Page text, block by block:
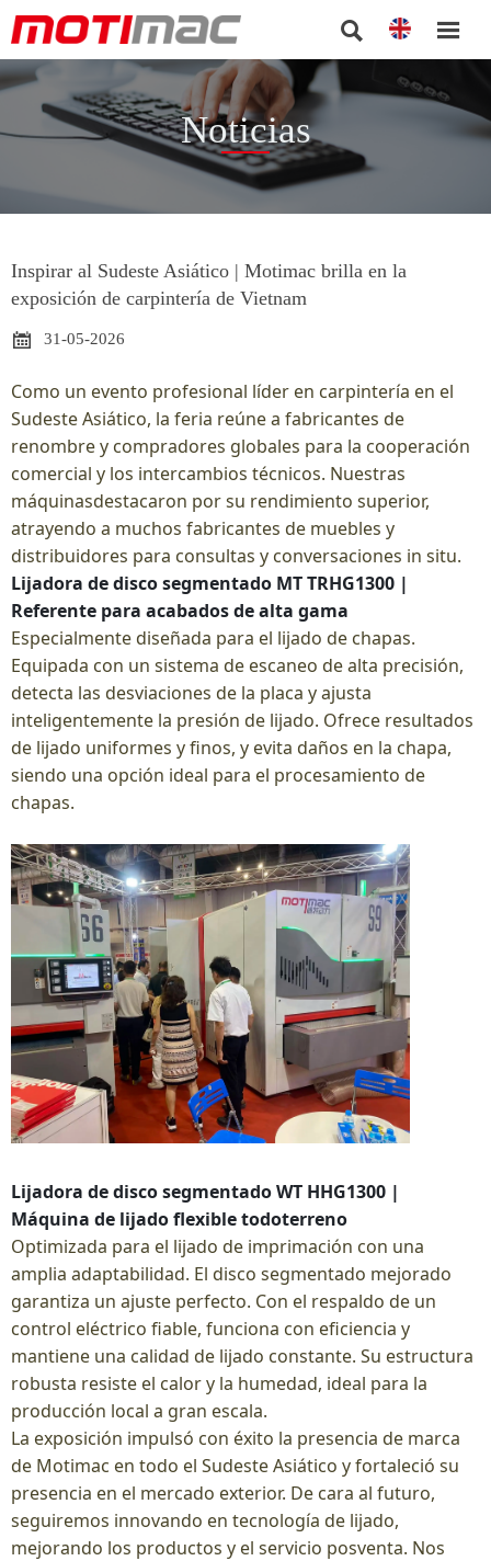
 
Noticias
Inspirar al Sudeste Asiático | Motimac brilla en la
exposición de carpintería de Vietnam

31-05-2026
Como un evento profesional líder en carpintería en el
Sudeste Asiático, la feria reúne a fabricantes de
renombre y compradores globales para la cooperación
comercial y los intercambios técnicos. Nuestras
máquinasdestacaron por su rendimiento superior,
atrayendo a muchos fabricantes de muebles y
distribuidores para consultas y conversaciones in situ.
Lijadora de disco segmentado MT TRHG1300 |
Referente para acabados de alta gama
Especialmente diseñada para el lijado de chapas.
Equipada con un sistema de escaneo de alta precisión,
detecta las desviaciones de la placa y ajusta
inteligentemente la presión de lijado. Ofrece resultados
de lijado uniformes y finos, y evita daños en la chapa,
siendo una opción ideal para el procesamiento de
chapas.
Lijadora de disco segmentado WT HHG1300 |
Máquina de lijado flexible todoterreno
Optimizada para el lijado de imprimación con una
amplia adaptabilidad. El disco segmentado mejorado
garantiza un ajuste perfecto. Con el respaldo de un
control eléctrico fiable, funciona con eficiencia y
mantiene una calidad de lijado constante. Su estructura
robusta resiste el calor y la humedad, ideal para la
producción local a gran escala.
La exposición impulsó con éxito la presencia de marca
de Motimac en todo el Sudeste Asiático y fortaleció su
presencia en el mercado exterior. De cara al futuro,
seguiremos innovando en tecnología de lijado,
mejorando los productos y el servicio posventa. Nos